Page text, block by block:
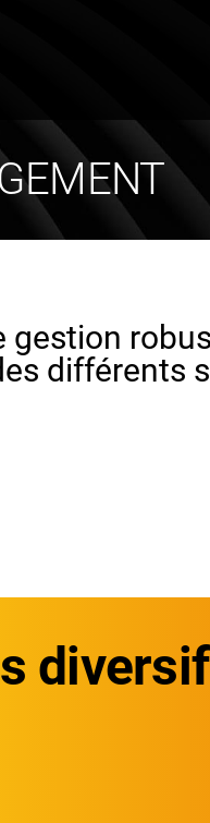
gestion
différents